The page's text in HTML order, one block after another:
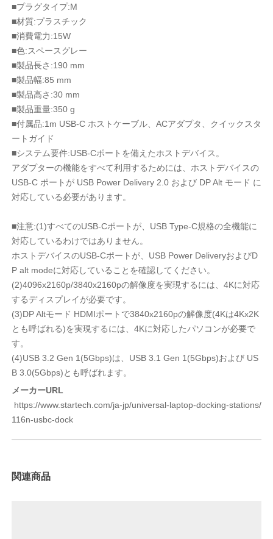
■プラグタイプ:M
■材質:プラスチック
■消費電力:15W
■色:スペースグレー
■製品長さ:190 mm
■製品幅:85 mm
■製品高さ:30 mm
■製品重量:350 g
■付属品:1m USB-C ホストケーブル、ACアダプタ、クイックスタ
ートガイド
■システム要件:USB-Cポートを備えたホストデバイス。
アダプターの機能をすべて利用するためには、ホストデバイスの
USB-C ポートが USB Power Delivery 2.0 および DP Alt モード に
対応している必要があります。
■注意:(1)すべてのUSB-Cポートが、USB Type-C規格の全機能に
対応しているわけではありません。
ホストデバイスのUSB-Cポートが、USB Power DeliveryおよびD
P alt modeに対応していることを確認してください。
(2)4096x2160p/3840x2160pの解像度を実現するには、4Kに対応
するディスプレイが必要です。
(3)DP Altモード HDMIポートで3840x2160pの解像度(4Kは4Kx2K
とも呼ばれる)を実現するには、4Kに対応したパソコンが必要で
す。
(4)USB 3.2 Gen 1(5Gbps)は、USB 3.1 Gen 1(5Gbps)および US
B 3.0(5Gbps)とも呼ばれます。
メーカーURL
https://www.startech.com/ja-jp/universal-laptop-docking-stations/
116n-usbc-dock
関連商品